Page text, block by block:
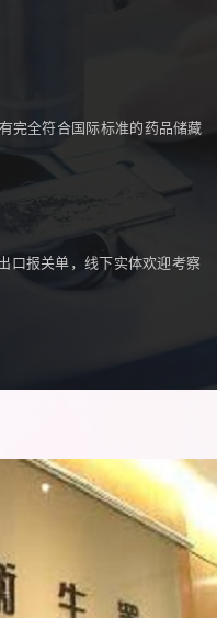
完全符合国际标准的药品储藏
口报关单，线下实体欢迎考察